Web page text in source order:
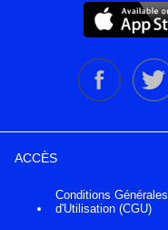
ACCÈS
Conditions Générales
d'Utilisation (CGU)